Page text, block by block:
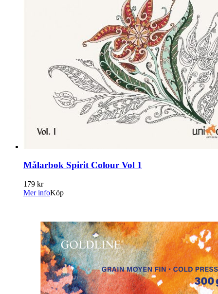
Målarbok Spirit Colour Vol 1
179 kr
Mer infoKöp